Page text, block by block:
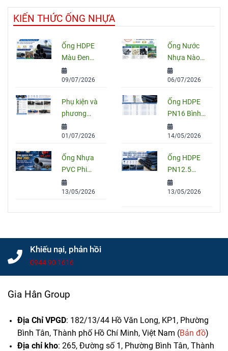
KIẾN THỨC ỐNG NHỰA
Ống HDPE
Màu Đen
Sọc Xanh:
Quy Cách,
Và Cách
Chọn Đúng
09/07/2026
Ống Nước
Nhựa Nào
Tốt Nhất
Hiện Nay?
PVC, PPR
Và HDPE
06/07/2026
Phụ kiện và
phương
pháp nối
ống HDPE
thuật
01/07/2026
Ống HDPE
PN16 Bình
Minh: Quy
Cách, Báo
Chọn Đúng
Cho Công
Trình
14/05/2026
Ống Nhựa
PVC Phi
200: Quy
Cách, Giá
Trình
13/05/2026
Ống HDPE
PN12.5
Bình Minh
Chính Hãng
Chọn Mua
13/05/2026
Khiếu nại, phản hồi
0944 90 1616
Gia Hân Group
Địa Chỉ VPGD: 182/13/44 Hồ Văn Long, KP1, Phường
Bình Tân, Thành phố Hồ Chí Minh, Việt Nam (Bản đồ)
Địa chỉ kho: 265, Đường số 1, Phường Bình Tân, Thành